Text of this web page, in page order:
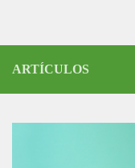
ARTÍCULOS